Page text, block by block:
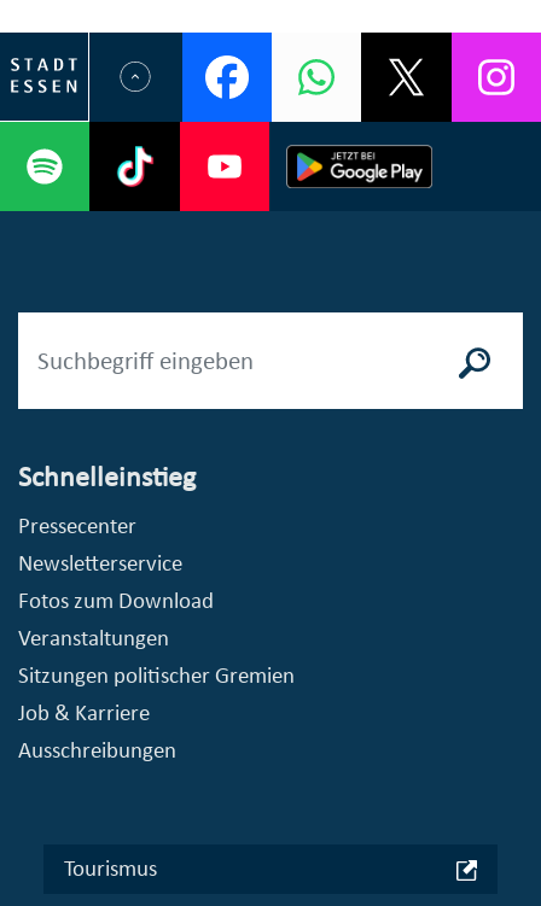
Schnelleinstieg
Pressecenter
Newsletterservice
Fotos zum Download
Veranstaltungen
Sitzungen politischer Gremien
Job & Karriere
Ausschreibungen
Tourismus